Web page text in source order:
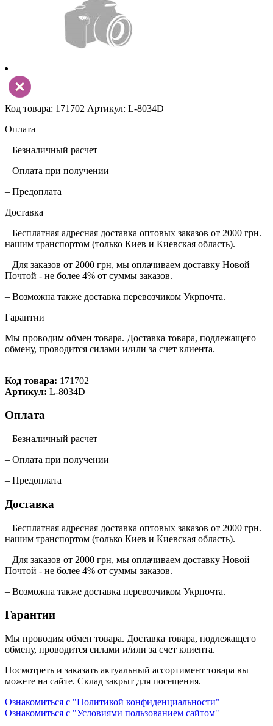
Код товара: 171702 Артикул: L-8034D
Оплата
– Безналичный расчет
– Оплата при получении
– Предоплата
Доставка
– Бесплатная адресная доставка оптовых заказов от 2000 грн.
нашим транспортом (только Киев и Киевская область).
– Для заказов от 2000 грн, мы оплачиваем доставку Новой
Почтой - не более 4% от суммы заказов.
– Возможна также доставка перевозчиком Укрпочта.
Гарантии
Мы проводим обмен товара. Доставка товара, подлежащего
обмену, проводится силами и/или за счет клиента.
Код товара: 171702
Артикул: L-8034D
Оплата
– Безналичный расчет
– Оплата при получении
– Предоплата
Доставка
– Бесплатная адресная доставка оптовых заказов от 2000 грн.
нашим транспортом (только Киев и Киевская область).
– Для заказов от 2000 грн, мы оплачиваем доставку Новой
Почтой - не более 4% от суммы заказов.
– Возможна также доставка перевозчиком Укрпочта.
Гарантии
Мы проводим обмен товара. Доставка товара, подлежащего
обмену, проводится силами и/или за счет клиента.
Посмотреть и заказать актуальный ассортимент товара вы
можете на сайте. Склад закрыт для посещения.
Ознакомиться с "Политикой конфиденциальности"
Ознакомиться с "Условиями пользованием сайтом"